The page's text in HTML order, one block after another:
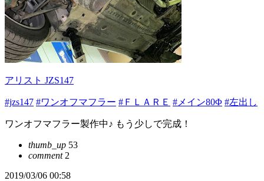
アリスト JZS147
#jzs147 #ワンオフマフラー #ＦＬＡＲＥ #メイン80Φ #左出し
ワンオフマフラー製作中♪ もう少しで完成！
thumb_up 53
comment2
2019/03/06 00:58